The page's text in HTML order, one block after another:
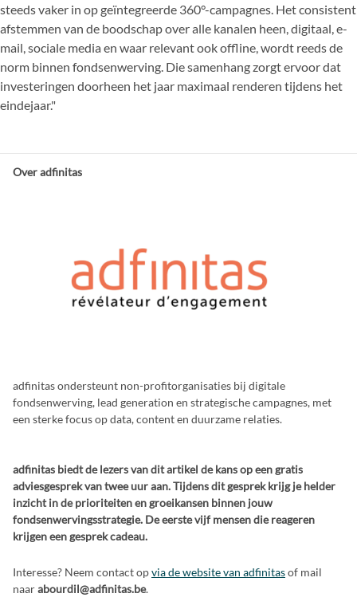
steeds vaker in op geïntegreerde 360°-campagnes. Het consistent
afstemmen van de boodschap over alle kanalen heen, digitaal, e-
mail, sociale media en waar relevant ook offline, wordt reeds de
norm binnen fondsenwerving. Die samenhang zorgt ervoor dat
investeringen doorheen het jaar maximaal renderen tijdens het
eindejaar."
Over adfinitas
adfinitas ondersteunt non-profitorganisaties bij digitale
fondsenwerving, lead generation en strategische campagnes, met
een sterke focus op data, content en duurzame relaties.
adfinitas biedt de lezers van dit artikel de kans op een gratis
adviesgesprek van twee uur aan. Tijdens dit gesprek krijg je helder
inzicht in de prioriteiten en groeikansen binnen jouw
fondsenwervingsstrategie. De eerste vijf mensen die reageren
krijgen een gesprek cadeau.
Interesse? Neem contact opvia de website van adfinitasof mail
naarabourdil@adfinitas.be.